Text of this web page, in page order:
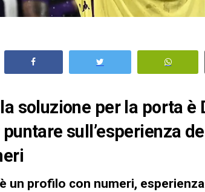
soluzione per la porta è
sull’esperienza
è un profilo con numeri,